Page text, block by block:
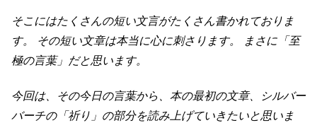
そこにはたくさんの短い文言がたくさん書かれておりま
す。 その短い文章は本当に心に刺さります。 まさに「至
極の言葉」だと思います。
今回は、その今日の言葉から、本の最初の文章、シルバー
バーチの「祈り」の部分を読み上げていきたいと思いま